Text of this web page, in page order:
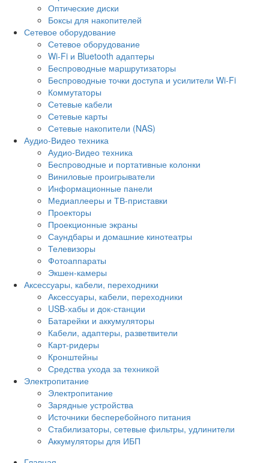
Оптические диски
Боксы для накопителей
Сетевое оборудование
Сетевое оборудование
Wi-Fi и Bluetooth адаптеры
Беспроводные маршрутизаторы
Беспроводные точки доступа и усилители Wi-Fi
Коммутаторы
Сетевые кабели
Сетевые карты
Сетевые накопители (NAS)
Аудио-Видео техника
Аудио-Видео техника
Беспроводные и портативные колонки
Виниловые проигрыватели
Информационные панели
Медиаплееры и ТВ-приставки
Проекторы
Проекционные экраны
Саундбары и домашние кинотеатры
Телевизоры
Фотоаппараты
Экшен-камеры
Аксессуары, кабели, переходники
Аксессуары, кабели, переходники
USB-хабы и док-станции
Батарейки и аккумуляторы
Кабели, адаптеры, разветвители
Карт-ридеры
Кронштейны
Средства ухода за техникой
Электропитание
Электропитание
Зарядные устройства
Источники бесперебойного питания
Стабилизаторы, сетевые фильтры, удлинители
Аккумуляторы для ИБП